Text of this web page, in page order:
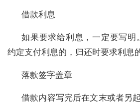
借款利息
如果要求给利息，一定要写明
约定支付利息的，归还时要求利息
落款签字盖章
借款内容写完后在文末或者另